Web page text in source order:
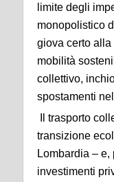
limite degli
monopolistico
giova certo
mobilità
collettivo,
spostamenti
Il trasporto
transizione
Lombardia –
investimenti